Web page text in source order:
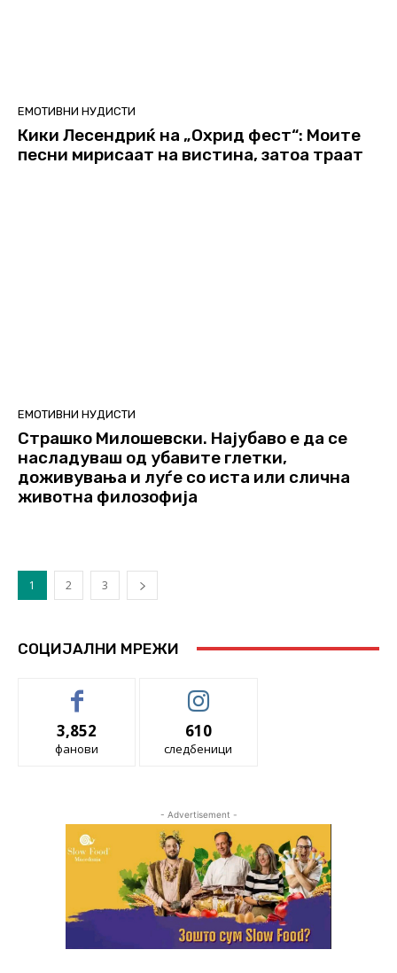
ЕМОТИВНИ НУДИСТИ
Кики Лесендриќ на „Охрид фест“: Моите
песни мирисаат на вистина, затоа траат
ЕМОТИВНИ НУДИСТИ
Страшко Милошевски. Најубаво е да се
насладуваш од убавите глетки,
доживувања и луѓе со иста или слична
животна филозофија
1 2 3
СОЦИЈАЛНИ МРЕЖИ
3,852
фанови
610
следбеници
- Advertisement -